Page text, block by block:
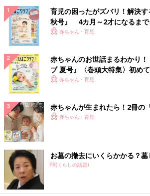
育児の困ったがズバリ！解決
秋号』 4カ月～2才になるまで
いっぱい！
赤ちゃん・育児
赤ちゃんのお世話まるわかり
ブ 夏号』〈巻頭大特集〉初め
く！ おっぱい・ミルクの基本
赤ちゃん・育児
赤ちゃんが生まれたら！2冊の
赤ちゃん・育児
お墓の撤去にいくらかかる？
PR(くらしの話題)